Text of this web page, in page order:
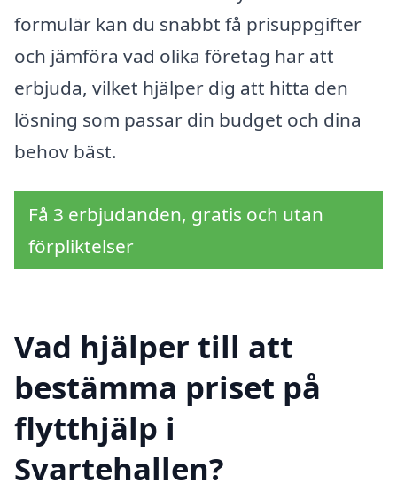
formulär kan du snabbt få prisuppgifter
och jämföra vad olika företag har att
erbjuda, vilket hjälper dig att hitta den
lösning som passar din budget och dina
behov bäst.
Få 3 erbjudanden, gratis och utan
förpliktelser
Vad hjälper till att
bestämma priset på
flytthjälp i
Svartehallen?